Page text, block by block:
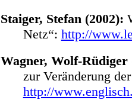
Staiger, Stefan (2002):
Netz“: http://
Wagner, Wolf-
zur Veränderung
http://